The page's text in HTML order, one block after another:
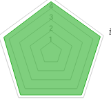
1
2
3
4